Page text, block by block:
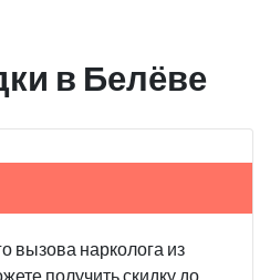
в Белёве
вызова нарколога из
получить скидку до